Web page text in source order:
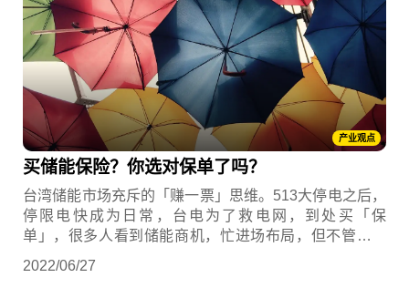
产业观点
买储能保险？你选对保单了吗？
台湾储能市场充斥的「赚一票」思维。513大停电之后，
停限电快成为日常，台电为了救电网，到处买「保
单」，很多人看到储能商机，忙进场布局，但不管你是
否则看似赚钱，却没有理解根本问题，终究还是得老实
2022/06/27